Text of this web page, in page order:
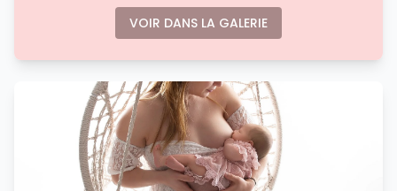
VOIR DANS LA GALERIE